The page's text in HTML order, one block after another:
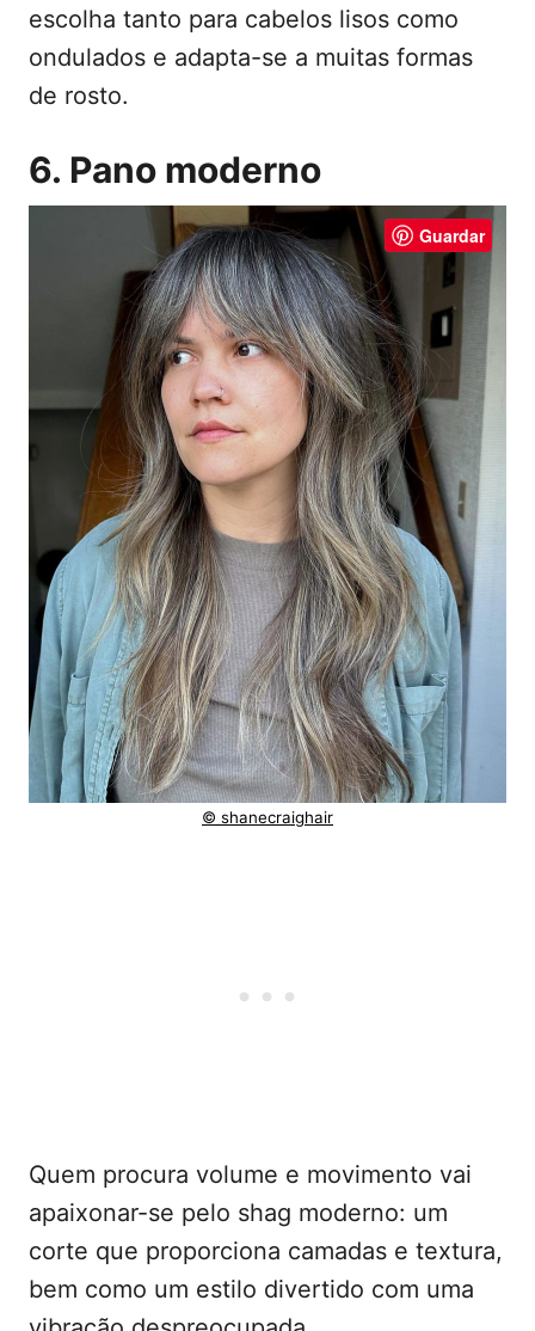
escolha tanto para cabelos lisos como
ondulados e adapta-se a muitas formas
de rosto.
6. Pano moderno
Guardar
© shanecraighair
Quem procura volume e movimento vai
apaixonar-se pelo shag moderno: um
corte que proporciona camadas e textura,
bem como um estilo divertido com uma